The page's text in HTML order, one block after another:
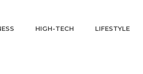
HIGH-TECH LIFESTYLE